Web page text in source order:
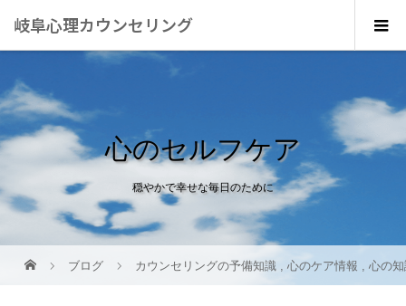
岐阜心理カウンセリング
心のセルフケア
穏やかで幸せな毎日のために
ブログ カウンセリングの予備知識 ,心のケア情報 ,心の